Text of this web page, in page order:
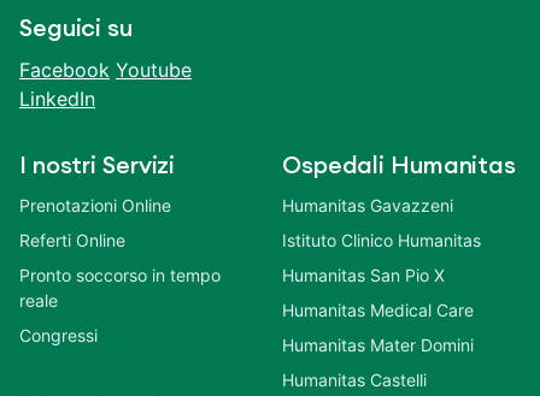
Seguici su
Facebook Youtube
LinkedIn
I nostri Servizi
Prenotazioni Online
Referti Online
Pronto soccorso in tempo
reale
Congressi
Ospedali Humanitas
Humanitas Gavazzeni
Istituto Clinico Humanitas
Humanitas San Pio X
Humanitas Medical Care
Humanitas Mater Domini
Humanitas Castelli